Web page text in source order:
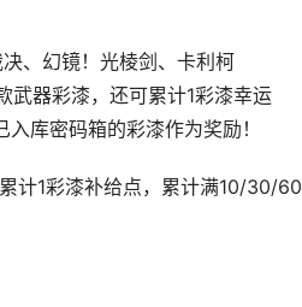
、幻镜！光棱剑、卡利柯
武器彩漆，还可累计1彩漆幸运
库密码箱的彩漆作为奖励！
计1彩漆补给点，累计满10/30/60